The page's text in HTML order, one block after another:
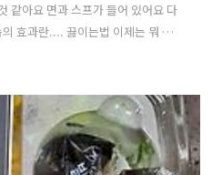
같아요 면과 스프가 들어 있어요 다
효과란.... 끓이는법 이제는 뭐 라
보글하면 계란탁! 버섯도 있어서 살
저의 입맛과 딱인데... 이거 저렴해
시는분은 한번쯤 드셔보시기를 추
성댁과 닮았네요 스프가 하나지만요
니다 영~~~없는건 아니예요 라면